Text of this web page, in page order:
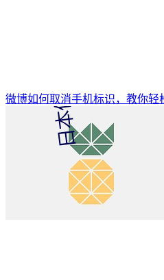
微博如何取消手机标识，教你轻